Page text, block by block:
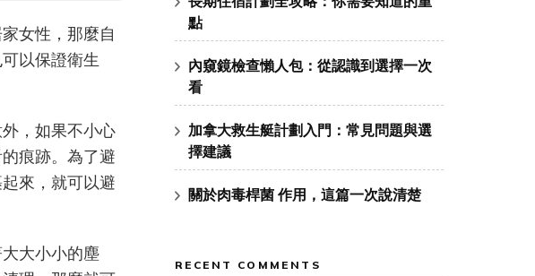
女性，那麼自
以保證衛生
，如果不小心
痕跡。為了避
來，就可以避
大小小的塵
點
內窺鏡檢查懶人包：從認識到選擇一次
看
加拿大救生艇計劃入門：常見問題與選
擇建議
關於肉毒桿菌 作用，這篇一次說清楚
RECENT COMMENTS